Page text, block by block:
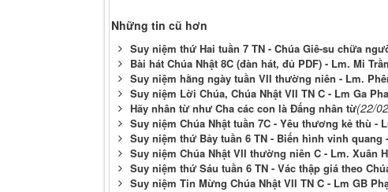
Những tin cũ hơn
Suy niệm thứ Hai tuần 7 TN - Chúa Giê-su chữa
Bài hát Chúa Nhật 8C (đàn hát, đủ PDF) - Lm. Mi
Suy niệm hằng ngày tuần VII thường niên - Lm.
Suy niệm Lời Chúa, Chúa Nhật VII TN C - Lm Ga
Hãy nhân từ như Cha các con là Ðấng nhân từ(22/
Suy niệm Chúa Nhật tuần 7C - Yêu thương kẻ thù -
Suy niệm thứ Bảy tuần 6 TN - Biến hình vinh quang
Suy niệm Chúa Nhật VII thường niên C - Lm. Xuân
Suy niệm thứ Sáu tuần 6 TN - Vác thập giá theo
Suy niệm Tin Mừng Chúa Nhật VII TN C - Lm GB